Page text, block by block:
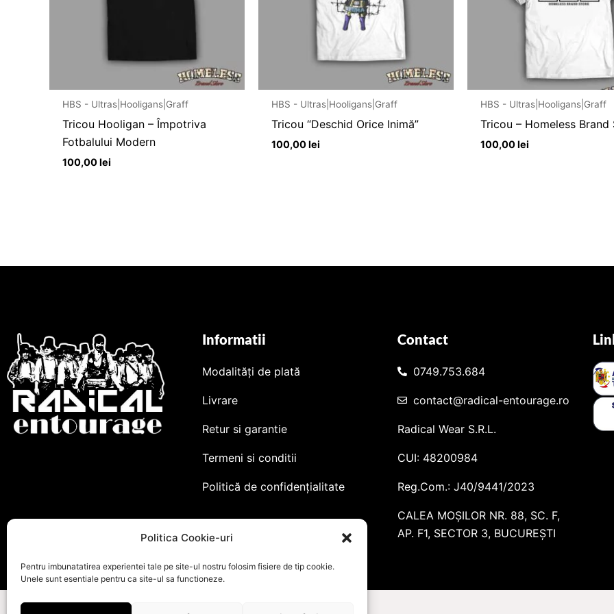
Politica Cookie-uri
Pentru imbunatatirea experientei tale pe site-ul nostru folosim fisiere de tip cookie.
Unele sunt esentiale pentru ca site-ul sa functioneze.
HBS - Ultras|Hooligans|Graff
Tricou Hooligan – Împotriva
Fotbalului Modern
100,00lei
HBS - Ultras|Hooligans|Graff
Tricou “Deschid Orice Inimă”
100,00lei
HBS - Ultras|Hooligans|Graff
Tricou – Homeless Brand
100,00lei
Informatii
Modalități de plată
Livrare
Retur si garantie
Termeni si conditii
Politică de confidențialitate
Contact
0749.753.684
contact@radical-entourage.ro
Radical Wear S.R.L.
CUI: 48200984
Reg.Com.: J40/9441/2023
CALEA MOȘILOR NR. 88, SC. F,
AP. F1, SECTOR 3, BUCUREȘTI